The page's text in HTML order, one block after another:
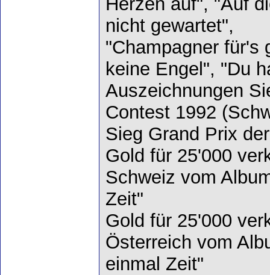
nicht gewartet",
"Champagner für's
keine Engel", "Du
Auszeichnungen
Contest 1992
Sieg Grand Prix
Gold für 25'000
Schweiz vom
Zeit"
Gold für 25'000
Österreich vom
einmal Zeit"